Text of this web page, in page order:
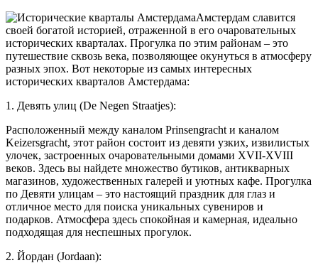
Амстердам славится
своей богатой историей, отраженной в его очаровательных
исторических кварталах. Прогулка по этим районам – это
путешествие сквозь века, позволяющее окунуться в атмосферу
разных эпох. Вот некоторые из самых интересных
исторических кварталов Амстердама:
1. Девять улиц (De Negen Straatjes):
Расположенный между каналом Prinsengracht и каналом
Keizersgracht, этот район состоит из девяти узких, извилистых
улочек, застроенных очаровательными домами XVII-XVIII
веков. Здесь вы найдете множество бутиков, антикварных
магазинов, художественных галерей и уютных кафе. Прогулка
по Девяти улицам – это настоящий праздник для глаз и
отличное место для поиска уникальных сувениров и
подарков. Атмосфера здесь спокойная и камерная, идеально
подходящая для неспешных прогулок.
2. Йордан (Jordaan):